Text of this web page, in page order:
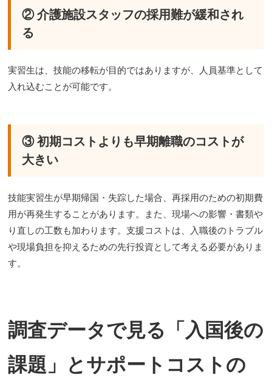
② 介護施設スタッフの採用難が緩和され
る
実習生は、技能の移転が目的ではありますが、人員基準として
入れ込むことが可能です。
③ 初期コストよりも早期離職のコストが
大きい
技能実習生が早期帰国・失踪した場合、再採用のための初期費
用が再発生することがあります。また、現場への影響・書類や
り直しの工数も加わります。支援コストは、入職後のトラブル
や現場負担を抑えるための先行投資として考える必要がありま
す。
調査データで見る「入国後の
課題」とサポートコストの